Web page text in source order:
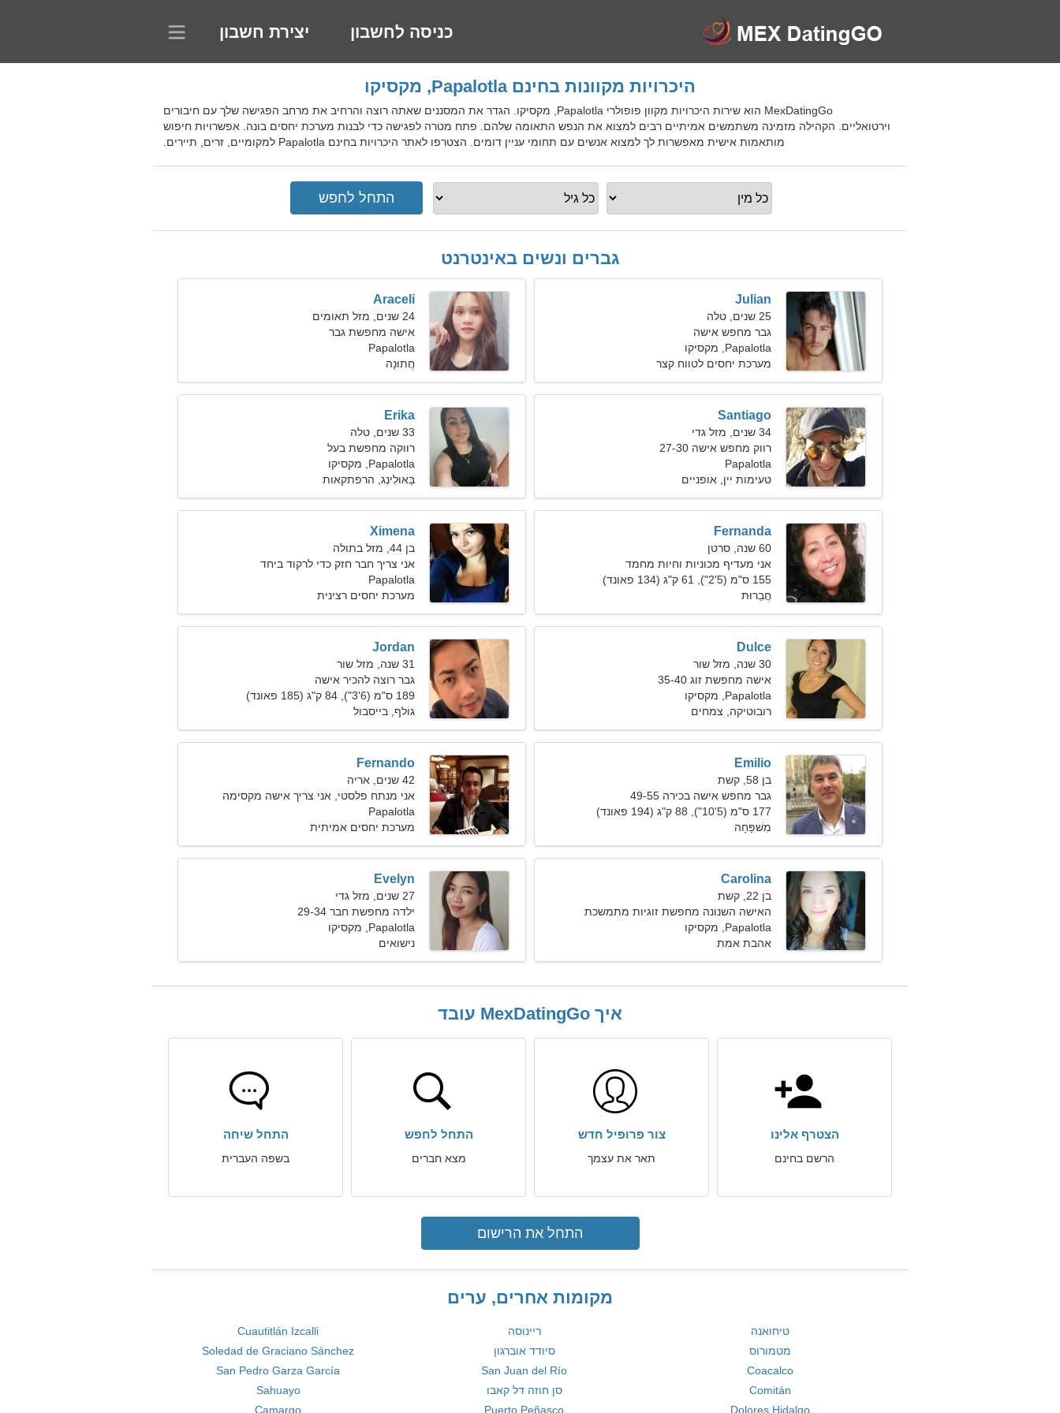
כניסה לחשבון יצירת חשבון
היכרויות מקוונות בחינם Papalotla, מקסיקו
MexDatingGo הוא שירות היכרויות מקוון פופולרי Papalotla, מקסיקו. הגדר את המסננים שאתה רוצה והרחיב את מרחב הפגישה שלך עם חיבורים
וירטואליים. הקהילה מזמינה משתמשים אמיתיים רבים למצוא את הנפש התאומה שלהם. פתח מטרה לפגישה כדי לבנות מערכת יחסים בונה. אפשרויות חיפוש
מותאמות אישית מאפשרות לך למצוא אנשים עם תחומי עניין דומים. הצטרפו לאתר היכרויות בחינם Papalotla למקומיים, זרים, תיירים.
גברים ונשים באינטרנט
Julian
25 שנים, טלה
גבר מחפש אישה
Papalotla, מקסיקו
מערכת יחסים לטווח קצר
Araceli
24 שנים, מזל תאומים
אישה מחפשת גבר
Papalotla
חֲתוּנָה
Santiago
34 שנים, מזל גדי
רווק מחפש אישה 27-30
Papalotla
טעימות יין, אופניים
Erika
33 שנים, טלה
רווקה מחפשת בעל
Papalotla, מקסיקו
בָּאוּלִינְג, הרפתקאות
Fernanda
60 שנה, סרטן
אני מעדיף מכוניות וחיות מחמד
155 ס"מ (5'2"), 61 ק"ג (134 פאונד)
חֲבֵרוּת
Ximena
בן 44, מזל בתולה
אני צריך חבר חזק כדי לרקוד ביחד
Papalotla
מערכת יחסים רצינית
Dulce
30 שנה, מזל שור
אישה מחפשת זוג 35-40
Papalotla, מקסיקו
רובוטיקה, צמחים
Jordan
31 שנה, מזל שור
גבר רוצה להכיר אישה
189 ס"מ (6'3"), 84 ק"ג (185 פאונד)
גוֹלף, בייסבול
Emilio
בן 58, קשת
גבר מחפש אישה בכירה 49-55
177 ס"מ (5'10"), 88 ק"ג (194 פאונד)
מִשׁפָּחָה
Fernando
42 שנים, אריה
אני מנתח פלסטי, אני צריך אישה מקסימה
Papalotla
מערכת יחסים אמיתית
Carolina
בן 22, קשת
האישה השנונה מחפשת זוגיות מתמשכת
Papalotla, מקסיקו
אהבת אמת
Evelyn
27 שנים, מזל גדי
ילדה מחפשת חבר 29-34
Papalotla, מקסיקו
נישואים
איך MexDatingGo עובד
הצטרף אלינו
הרשם בחינם
צור פרופיל חדש
תאר את עצמך
התחל לחפש
מצא חברים
התחל שיחה
בשפה העברית
התחל את הרישום
מקומות אחרים, ערים
טיחואנה ריינוסה
Cuautitlán Izcalli
מטמורוס
סיודד אוברגון
Soledad de Graciano Sánchez
Coacalco
San Juan del Río
San Pedro Garza García
Comitán
סן חוזה דל קאבו
Sahuayo
Dolores Hidalgo
Puerto Peñasco
Camargo